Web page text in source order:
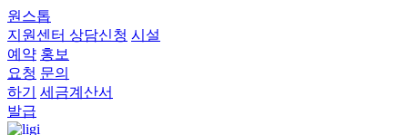
원스톱
지원센터 상담신청 시설
예약 홍보
요청 문의
하기
세금계산서
발급